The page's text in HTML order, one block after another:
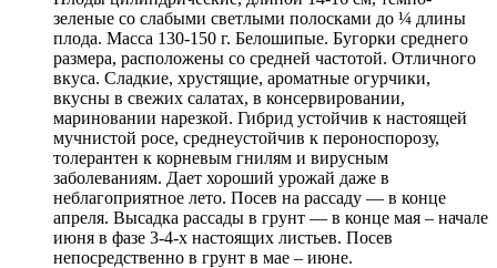
зеленые со слабыми светлыми полосками до ¼ длины
плода. Масса 130-150 г. Белошипые. Бугорки среднего
размера, расположены со средней частотой. Отличного
вкуса. Сладкие, хрустящие, ароматные огурчики,
вкусны в свежих салатах, в консервировании,
мариновании нарезкой. Гибрид устойчив к настоящей
мучнистой росе, среднеустойчив к пероноспорозу,
толерантен к корневым гнилям и вирусным
заболеваниям. Дает хороший урожай даже в
неблагоприятное лето. Посев на рассаду — в конце
апреля. Высадка рассады в грунт — в конце мая – начале
июня в фазе 3-4-х настоящих листьев. Посев
непосредственно в грунт в мае – июне.